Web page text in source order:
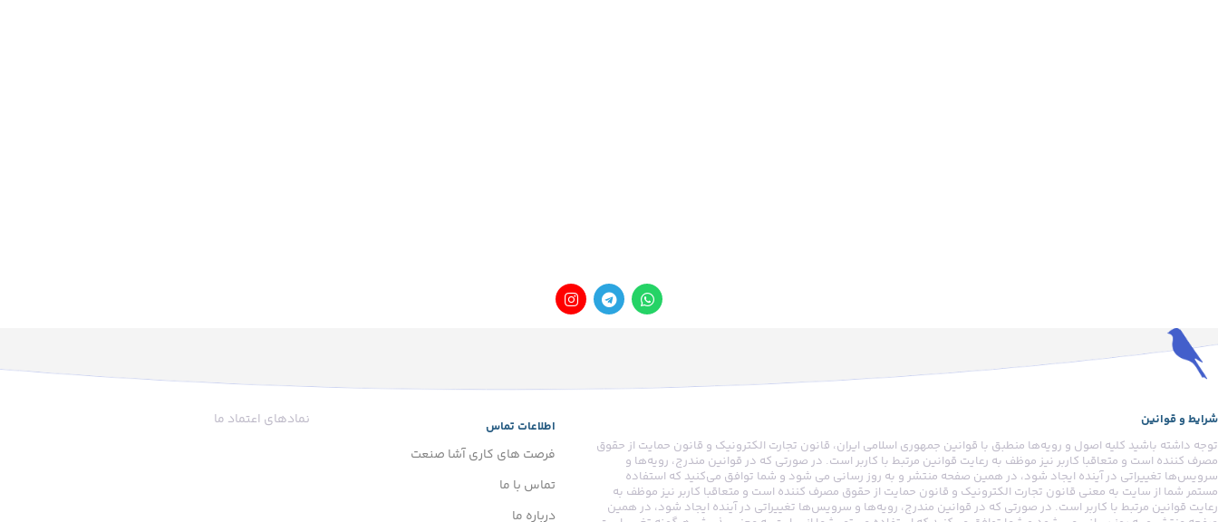
شرایط و قوانین
توجه داشته باشید کلیه اصول و رویه‏‌ها منطبق با قوانین جمهوری اسلامی ایران، قانون تجارت الکترونیک و قانون حمایت از حقوق
مصرف کننده است و متعاقبا کاربر نیز موظف به رعایت قوانین مرتبط با کاربر است. در صورتی که در قوانین مندرج، رویه‏‌ها و
سرویس‏‌ها تغییراتی در آینده ایجاد شود، در همین صفحه منتشر و به روز رسانی می شود و شما توافق می‏‌کنید که استفاده
مستمر شما از سایت به معنی قانون تجارت الکترونیک و قانون حمایت از حقوق مصرف کننده است و متعاقبا کاربر نیز موظف به
رعایت قوانین مرتبط با کاربر است. در صورتی که در قوانین مندرج، رویه‏‌ها و سرویس‏‌ها تغییراتی در آینده ایجاد شود، در همین
اطلاعات تماس
فرصت های کاری آشا صنعت
تماس با ما
درباره ما
نمادهای اعتماد ما